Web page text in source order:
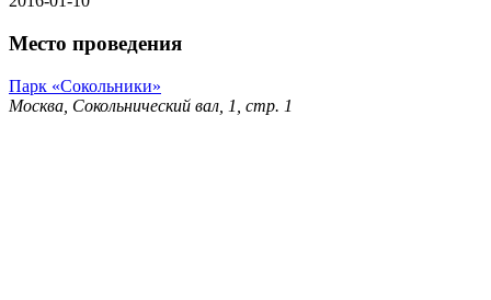
Место проведения
Парк «Сокольники»
Москва, Сокольнический вал, 1, стр. 1